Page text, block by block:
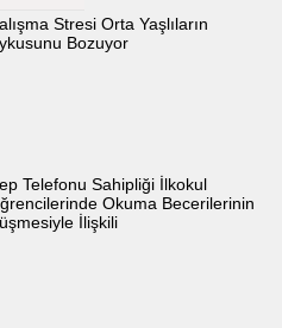
Stresi Orta Yaşlıların
Bozuyor
Telefonu Sahipliği İlkokul
Okuma Becerilerinin
İlişkili